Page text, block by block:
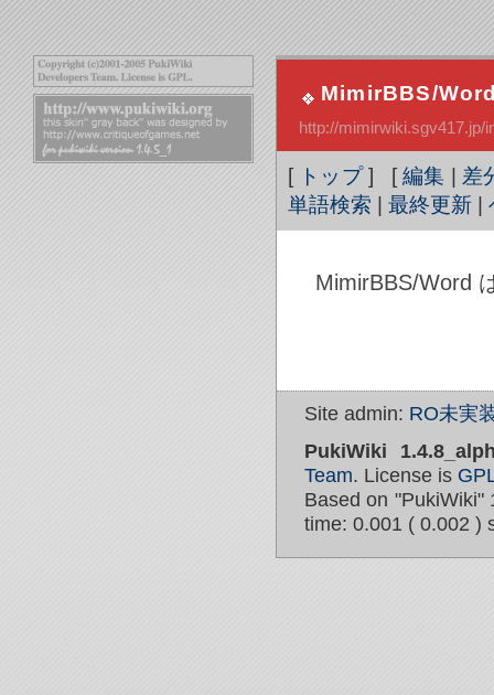
MimirBBS/
http://mimirwiki.sgv417.jp/
[ トップ] [編集
差
単語検索
最終更新
MimirBBS/Word
Site admin: RO未実
PukiWiki
Team. License is
Based on "PukiWiki"
time: 0.001 ( 0.002 )